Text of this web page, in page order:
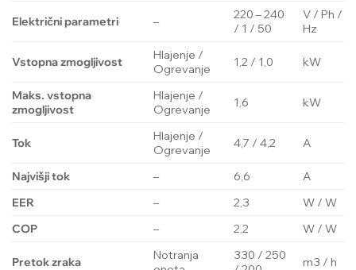
Električni parametri –
220 – 240
/ 1 / 50
V / Ph /
Hz
Vstopna zmogljivost
Hlajenje /
Ogrevanje
1,2 / 1,0 kW
Maks. vstopna
zmogljivost
Hlajenje /
Ogrevanje
1,6 kW
Tok
Hlajenje /
Ogrevanje
4,7 / 4,2 A
Najvišji tok – 6,6
A
EER
– 2,3
W / W
COP
– 2,2 W / W
Pretok zraka
Notranja
330 / 250
m3 / h